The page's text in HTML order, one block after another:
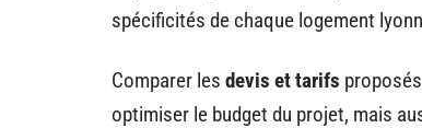
spécificités de chaque logement
Comparer les devis et tarifs
optimiser le budget du projet, mais